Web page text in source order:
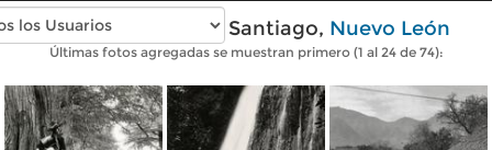
Fotos antiguas de Santiago, Nuevo León
Últimas fotos agregadas se muestran primero (1 al 24 de 74):